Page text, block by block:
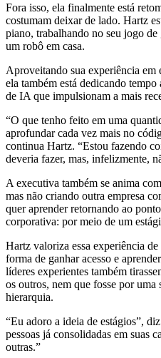
Fora isso, ela finalmente está
costumam deixar de lado. Hartz
piano, trabalhando no seu jogo
um robô em casa.
Aproveitando sua experiência em
ela também está dedicando
de IA que impulsionam a mais
“O que tenho feito em uma
aprofundar cada vez mais no
continua Hartz. “Estou fazendo
deveria fazer, mas, infelizmente,
A executiva também se anima
mas não criando outra empresa
quer aprender retornando ao
corporativa: por meio de um
Hartz valoriza essa experiência
forma de ganhar acesso e
líderes experientes também
os outros, nem que fosse por uma
hierarquia.
“Eu adoro a ideia de estágios”,
pessoas já consolidadas em suas
outras.”